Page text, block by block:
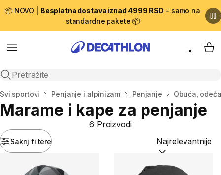
📦 NOVO | Besplatna dostava iznad 4999 RSD – samo na
standardne pakete 📦
Menu
Open search
My
Početna stranica
Svi sportovi Penjanje i alpinizam Penjanje Obuća,
Marame i kape za penjanje
Sakrij filtere
6 Proizvodi
Sortiraj po: